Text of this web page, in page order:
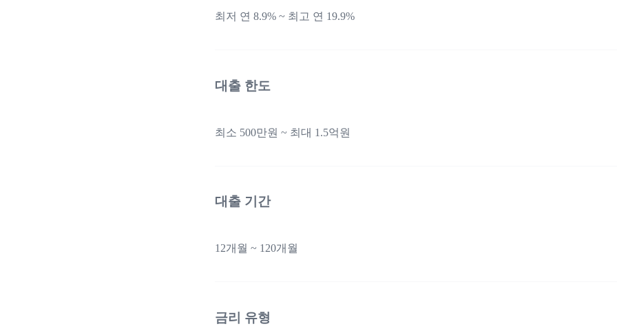
최저 연 8.9% ~ 최고 연 19.9%
대출 한도
최소 500만원 ~ 최대 1.5억원
대출 기간
12개월 ~ 120개월
금리 유형